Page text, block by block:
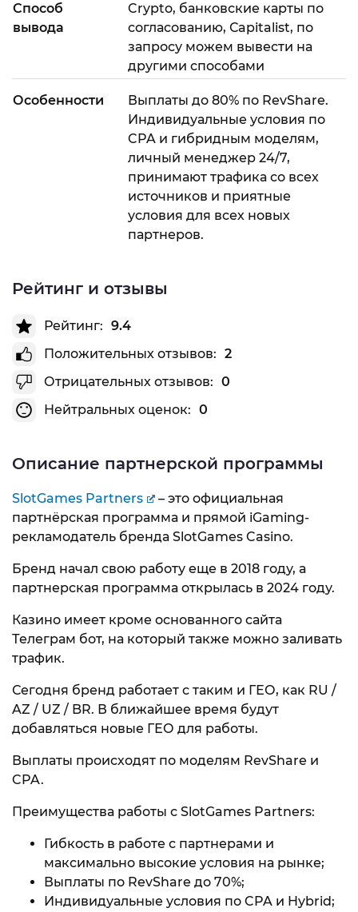
Способ
вывода
Crypto, банковские карты по
согласованию, Сapitalist, по
запросу можем вывести на
другими способами
Особенности
Выплаты до 80% по RevShare.
Индивидуальные условия по
CPA и гибридным моделям,
личный менеджер 24/7,
принимают трафика со всех
источников и приятные
условия для всех новых
партнеров.
Рейтинг и отзывы
Рейтинг: 9.4
Положительных отзывов: 2
Отрицательных отзывов: 0
Нейтральных оценок: 0
Описание партнерской программы
SlotGames Partners
– это официальная
партнёрская программа и прямой iGaming-
рекламодатель бренда SlotGames Casino.
Бренд начал свою работу еще в 2018 году, а
партнерская программа открылась в 2024 году.
Казино имеет кроме основанного сайта
Телеграм бот, на который также можно заливать
трафик.
Сегодня бренд работает с таким и ГЕО, как RU /
AZ / UZ / BR. В ближайшее время будут
добавляться новые ГЕО для работы.
Выплаты происходят по моделям RevShare и
CPA.
Преимущества работы с SlotGames Partners:
Гибкость в работе с партнерами и
максимально высокие условия на рынке;
Выплаты по RevShare до 70%;
Индивидуальные условия по CPA и Hybrid;